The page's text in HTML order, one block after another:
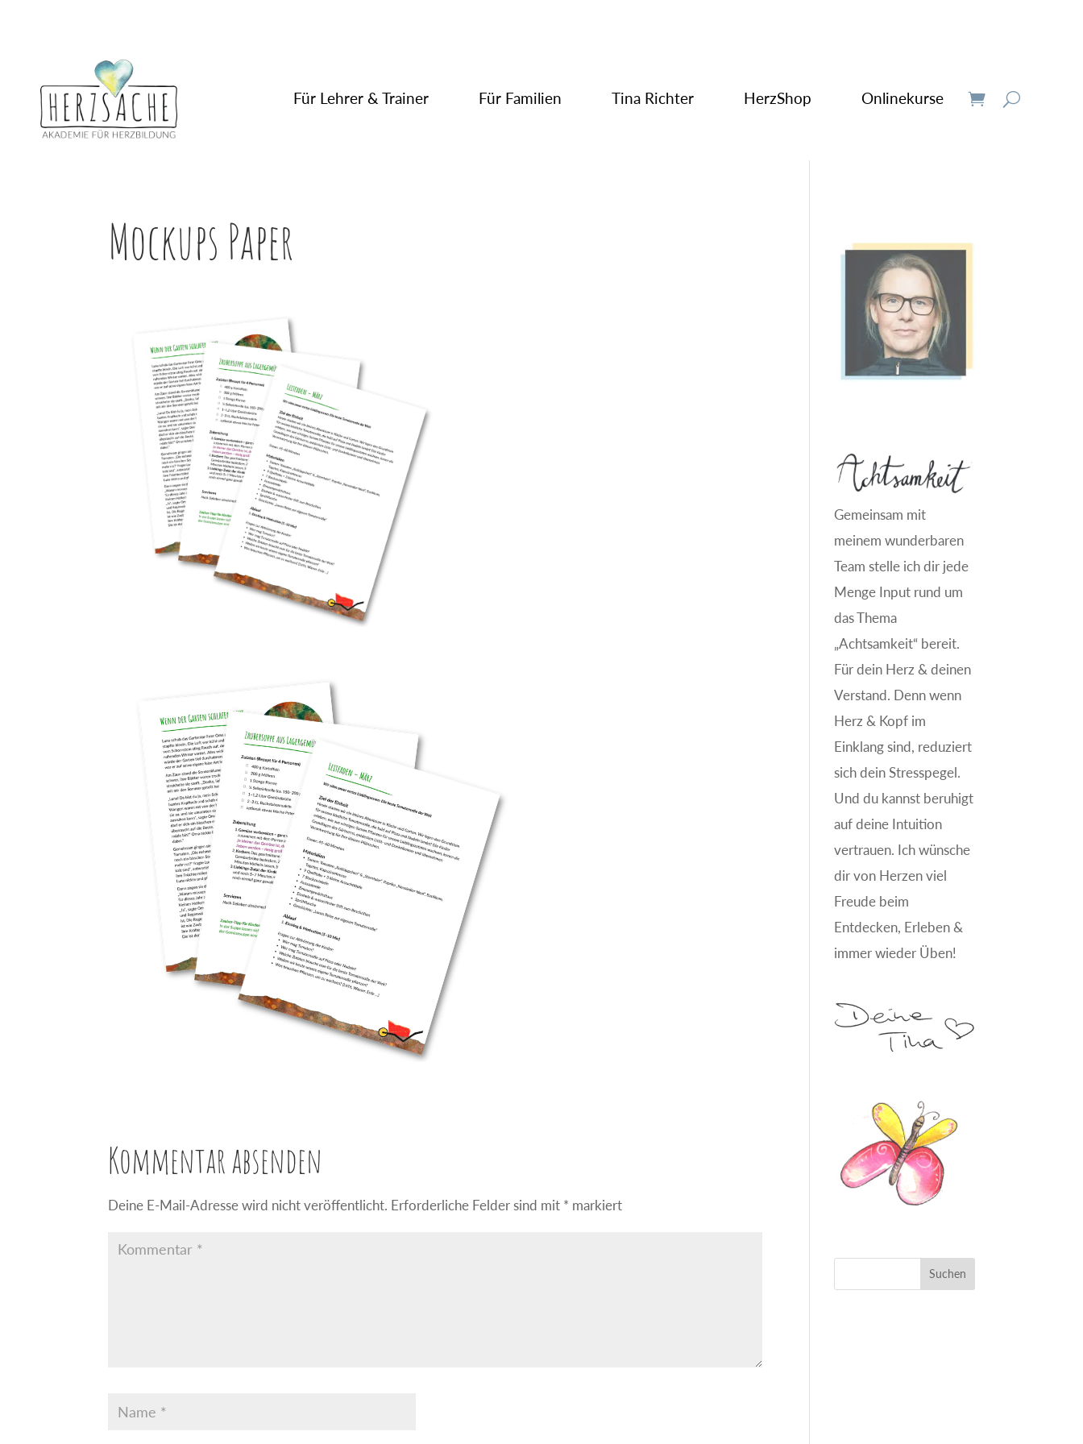
Für Lehrer & Trainer Für Familien Tina Richter HerzShop Onlinekurse
Mockups Paper
Kommentar absenden
Deine E-Mail-Adresse wird nicht veröffentlicht. Erforderliche Felder sind mit * markiert
Gemeinsam mit
meinem wunderbaren
Team stelle ich dir jede
Menge Input rund um
das Thema
„Achtsamkeit“ bereit.
Für dein Herz & deinen
Verstand. Denn wenn
Herz & Kopf im
Einklang sind, reduziert
sich dein Stresspegel.
Und du kannst beruhigt
auf deine Intuition
vertrauen. Ich wünsche
dir von Herzen viel
Freude beim
Entdecken, Erleben &
immer wieder Üben!